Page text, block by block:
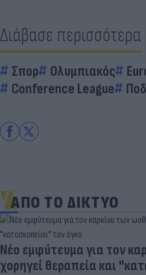
Διάβασε περισσότερα
Σπορ Ολυμπιακός
Conference League
ΑΠΟ ΤΟ ΔΙΚΤΥΟ
Νέο εμφύτευμα για τον
χορηγεί θεραπεία και